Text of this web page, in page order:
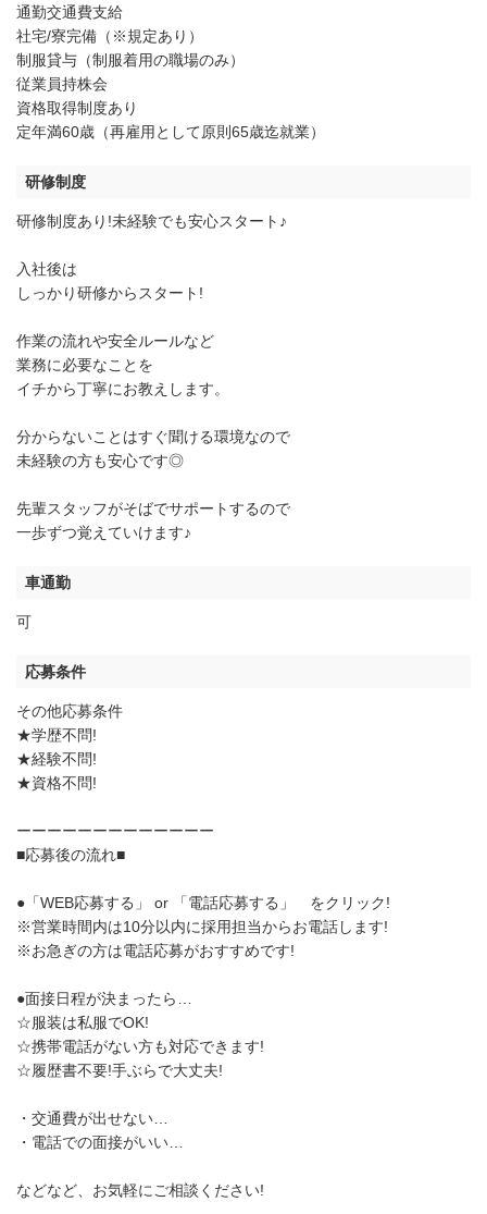
通勤交通費支給
社宅/寮完備（※規定あり）
制服貸与（制服着用の職場のみ）
従業員持株会
資格取得制度あり
定年満60歳（再雇用として原則65歳迄就業）
研修制度
研修制度あり!未経験でも安心スタート♪
入社後は
しっかり研修からスタート!
作業の流れや安全ルールなど
業務に必要なことを
イチから丁寧にお教えします。
分からないことはすぐ聞ける環境なので
未経験の方も安心です◎
先輩スタッフがそばでサポートするので
一歩ずつ覚えていけます♪
車通勤
可
応募条件
その他応募条件
★学歴不問!
★経験不問!
★資格不問!
ーーーーーーーーーーーーー
■応募後の流れ■
●「WEB応募する」 or 「電話応募する」 をクリック!
※営業時間内は10分以内に採用担当からお電話します!
※お急ぎの方は電話応募がおすすめです!
●面接日程が決まったら…
☆服装は私服でOK!
☆携帯電話がない方も対応できます!
☆履歴書不要!手ぶらで大丈夫!
・交通費が出せない…
・電話での面接がいい…
などなど、お気軽にご相談ください!